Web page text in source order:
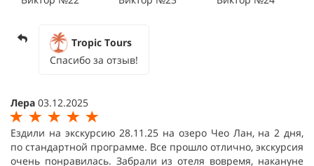
Tropic Tours
Спасибо за отзыв!
Лера 03.12.2025
Ездили на экскурсию 28.11.25 на озеро Чео Лан, на 2 дня,
по стандартной программе. Все прошло отлично, экскурсия
очень понравилась. Забрали из отеля вовремя, накануне